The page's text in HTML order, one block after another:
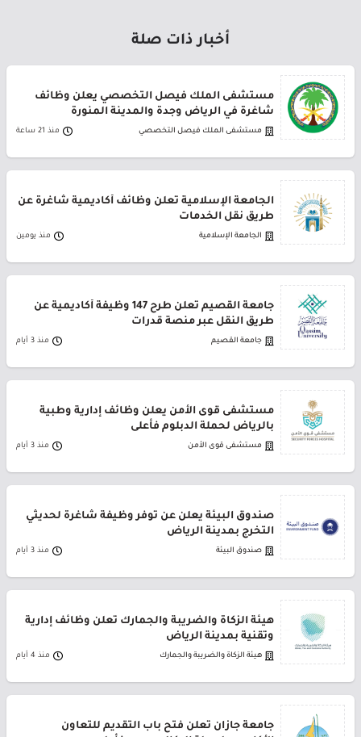
أخبار ذات صلة
مستشفى الملك فيصل التخصصي يعلن وظائف
شاغرة في الرياض وجدة والمدينة المنورة
مستشفى الملك فيصل التخصصي منذ 21 ساعة
الجامعة الإسلامية تعلن وظائف أكاديمية شاغرة عن
طريق نقل الخدمات
الجامعة الإسلامية منذ يومين
جامعة القصيم تعلن طرح 147 وظيفة أكاديمية عن
طريق النقل عبر منصة قدرات
جامعة القصيم منذ 3 أيام
مستشفى قوى الأمن يعلن وظائف إدارية وطبية
بالرياض لحملة الدبلوم فأعلى
مستشفى قوى الأمن منذ 3 أيام
صندوق البيئة يعلن عن توفر وظيفة شاغرة لحديثي
التخرج بمدينة الرياض
صندوق البيئة منذ 3 أيام
هيئة الزكاة والضريبة والجمارك تعلن وظائف إدارية
وتقنية بمدينة الرياض
هيئة الزكاة والضريبة والجمارك منذ 4 أيام
جامعة جازان تعلن فتح باب التقديم للتعاون